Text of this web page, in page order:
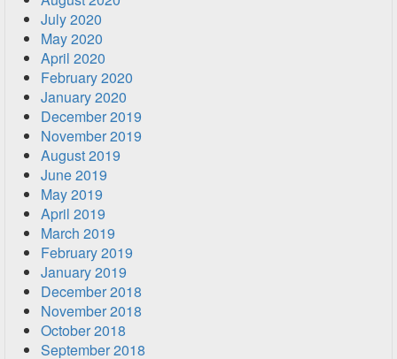
July 2020
May 2020
April 2020
February 2020
January 2020
December 2019
November 2019
August 2019
June 2019
May 2019
April 2019
March 2019
February 2019
January 2019
December 2018
November 2018
October 2018
September 2018